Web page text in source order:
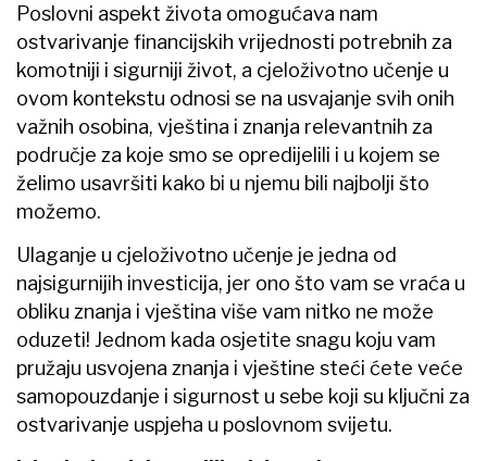
Poslovni aspekt života omogućava nam
ostvarivanje financijskih vrijednosti potrebnih za
komotniji i sigurniji život, a cjeloživotno učenje u
ovom kontekstu odnosi se na usvajanje svih onih
važnih osobina, vještina i znanja relevantnih za
područje za koje smo se opredijelili i u kojem se
želimo usavršiti kako bi u njemu bili najbolji što
možemo.
Ulaganje u cjeloživotno učenje je jedna od
najsigurnijih investicija, jer ono što vam se vraća u
obliku znanja i vještina više vam nitko ne može
oduzeti! Jednom kada osjetite snagu koju vam
pružaju usvojena znanja i vještine steći ćete veće
samopouzdanje i sigurnost u sebe koji su ključni za
ostvarivanje uspjeha u poslovnom svijetu.